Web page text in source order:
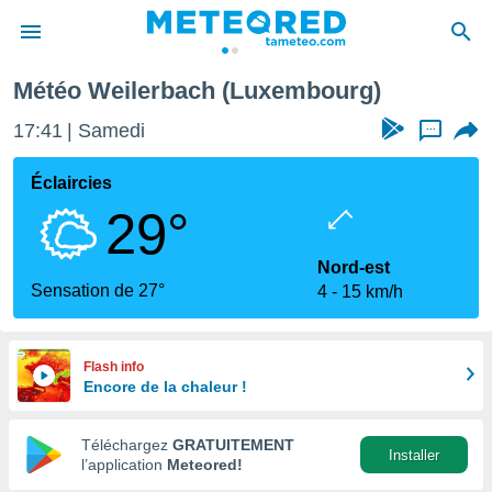
de
en
Météo Weilerbach (Luxembourg)
17:41 Samedi ...
Éclaircies
29°
Sensation de 27°
Nord-est
4
15 km/h
Flash info
Encore de la chaleur !
Téléchargez GRATUITEMENT
l’application Meteored!
Installer